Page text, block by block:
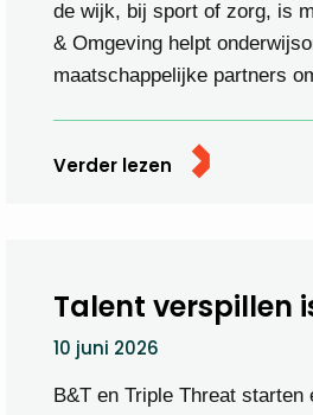
de wijk, bij sport of zorg, is
& Omgeving helpt
maatschappelijke partners
Verder lezen
Talent verspillen
10 juni 2026
B&T en Triple Threat